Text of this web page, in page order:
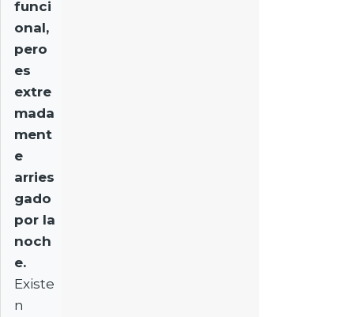
funci
onal,
pero
es
extre
mada
ment
e
arries
gado
por la
noch
e.
Existe
n